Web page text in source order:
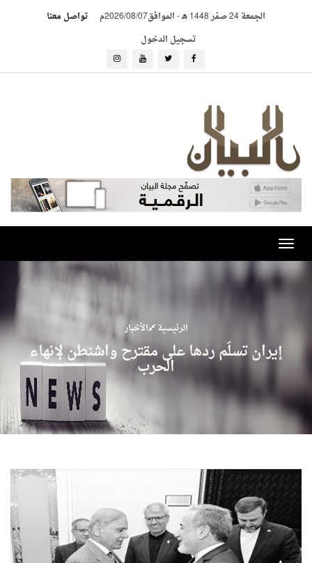
الجمعة 24 صفر 1448 هـ -الموافق2026/08/07م
تواصل معنا
تسجيل الدخول
Toggle
navigation
الرئيسية الأخبار
إيران تسلّم ردها على مقترح واشنطن لإنهاء
الحرب